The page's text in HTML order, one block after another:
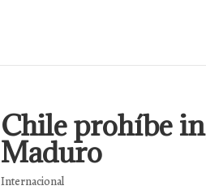
Chile prohíbe
Maduro
Internacional